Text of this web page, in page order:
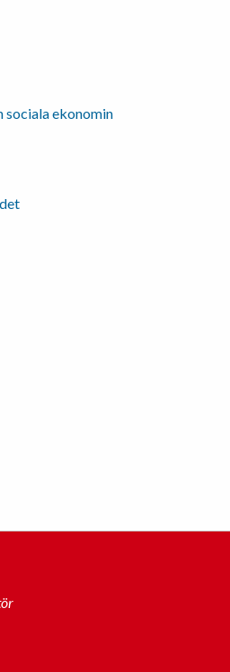
sociala ekonomin